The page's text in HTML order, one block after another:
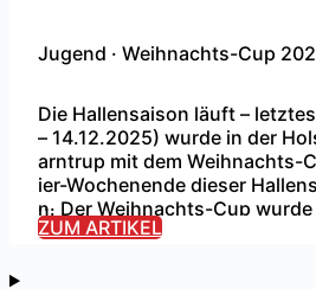
Jugend · Weihnachts-Cup
Die Hallensaison läuft –
– 14.12.2025) wurde in der
arntrup mit dem Weihnachts-
ier-Wochenende dieser
n. Der Weihnachts-Cup
Hallensaison erstmals
...
ZUM ARTIKEL